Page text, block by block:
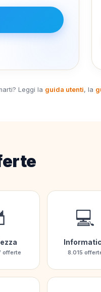
Leggi la guida utenti, la
offerte
💻
8.015